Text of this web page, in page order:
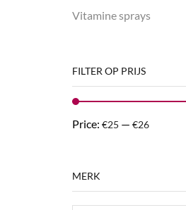
Vitamine sprays
FILTER OP PRIJS
Price: €25 — €26
MERK